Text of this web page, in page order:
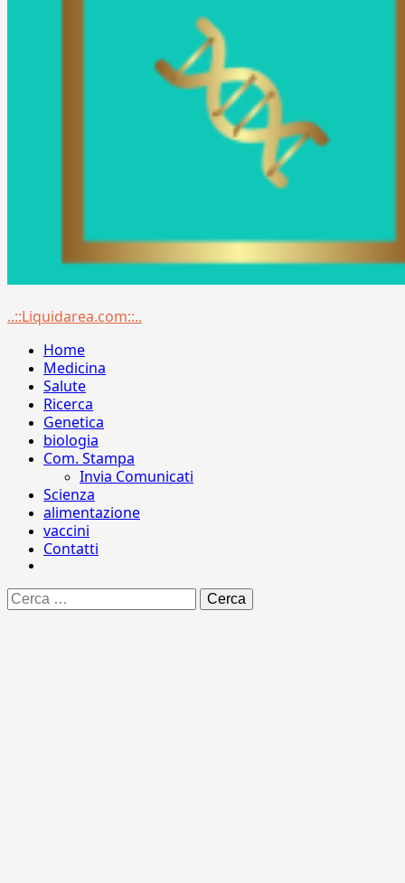
Menu
..::Liquidarea.com::..
Home
Medicina
Salute
Ricerca
Genetica
biologia
Com. Stampa
Invia Comunicati
Scienza
alimentazione
vaccini
Contatti
Ricerca
per: